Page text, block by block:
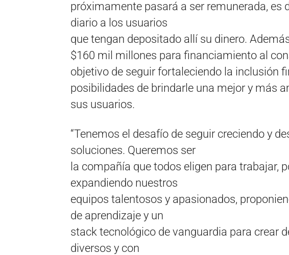
próximamente pasará a ser remunerada, es
diario a los usuarios
que tengan depositado allí su dinero.
$160 mil millones para financiamiento al
objetivo de seguir fortaleciendo la inclusión
posibilidades de brindarle una mejor y más
sus usuarios.
“Tenemos el desafío de seguir creciendo y
soluciones. Queremos ser
la compañía que todos eligen para trabajar,
expandiendo nuestros
equipos talentosos y apasionados,
de aprendizaje y un
stack tecnológico de vanguardia para crear
diversos y con